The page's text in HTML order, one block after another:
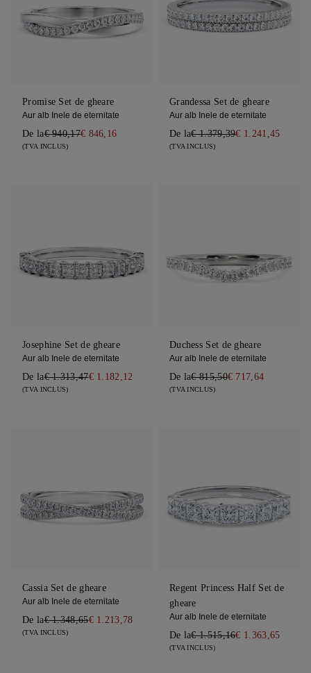
Promise Set de gheare
Aur alb Inele de eternitate
De la€ 940,17€ 846,16
(TVA INCLUS)
Grandessa Set de gheare
Aur alb Inele de eternitate
De la€ 1.379,39€ 1.241,45
(TVA INCLUS)
Josephine Set de gheare
Aur alb Inele de eternitate
De la€ 1.313,47€ 1.182,12
(TVA INCLUS)
Duchess Set de gheare
Aur alb Inele de eternitate
De la€ 815,50€ 717,64
(TVA INCLUS)
Cassia Set de gheare
Aur alb Inele de eternitate
De la€ 1.348,65€ 1.213,78
(TVA INCLUS)
Regent Princess Half Set de
gheare
Aur alb Inele de eternitate
De la€ 1.515,16€ 1.363,65
(TVA INCLUS)